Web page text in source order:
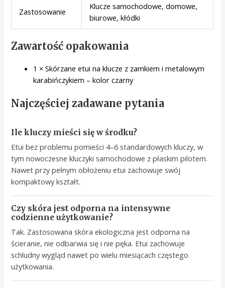
Zastosowanie
Klucze samochodowe, domowe,
biurowe, kłódki
Zawartość opakowania
1 × Skórzane etui na klucze z zamkiem i metalowym
karabińczykiem – kolor czarny
Najczęściej zadawane pytania
Ile kluczy mieści się w środku?
Etui bez problemu pomieści 4–6 standardowych kluczy, w
tym nowoczesne kluczyki samochodowe z płaskim pilotem.
Nawet przy pełnym obłożeniu etui zachowuje swój
kompaktowy kształt.
Czy skóra jest odporna na intensywne
codzienne użytkowanie?
Tak. Zastosowana skóra ekologiczna jest odporna na
ścieranie, nie odbarwia się i nie pęka. Etui zachowuje
schludny wygląd nawet po wielu miesiącach częstego
użytkowania.